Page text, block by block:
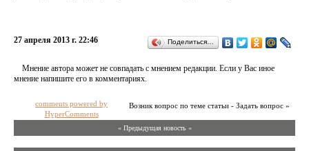
27 апреля 2013 г. 22:46 Поделиться…
Мнение автора может не совпадать с мнением редакции. Если у Вас иное
мнение напишите его в комментариях.
Возник вопрос по теме статьи - Задать вопрос »
comments powered by
HyperComments
« Предыдущая новость «